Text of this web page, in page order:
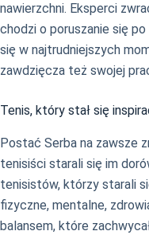
nawierzchni. Eksperci
chodzi o poruszanie się
się w najtrudniejszych
zawdzięcza też swojej
Tenis, który stał się
Postać Serba na zawsze
tenisiści starali się im
tenisistów, którzy starali
fizyczne, mentalne,
balansem, które